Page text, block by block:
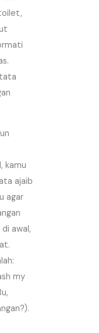
kamu
ajaib
agar
di awal,
my